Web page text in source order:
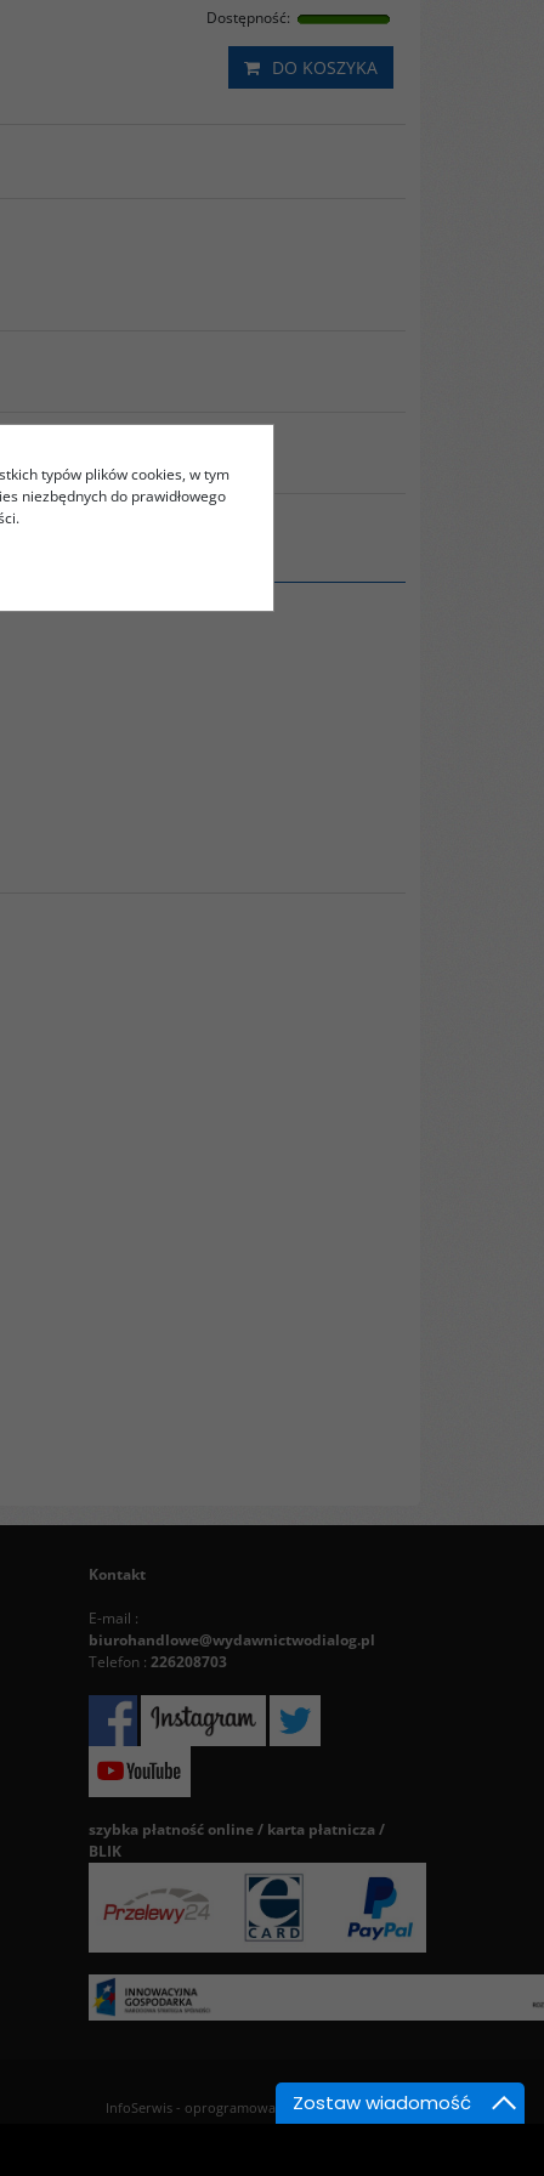
Zostaw wiadomość
Dostępność:
DO KOSZYKA
Kontakt
E-mail :
biurohandlowe@wydawnictwodialog.pl
Telefon : 226208703
szybka płatność online / karta płatnicza /
BLIK
InfoSerwis - oprogramowanie sklepu BestSeller
typów plików cookies, w tym
niezbędnych do prawidłowego